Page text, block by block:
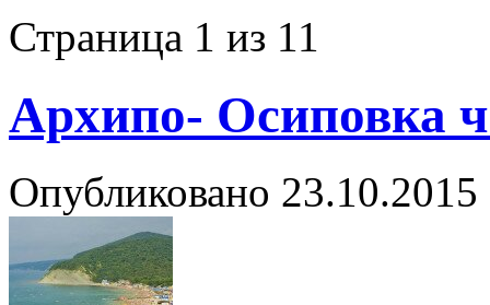
Страница 1 из 11
Архипо- Осиповка
Опубликовано 23.10.2015